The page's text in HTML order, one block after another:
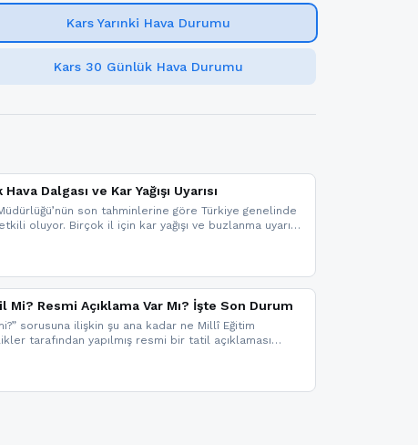
Kars Yarınki Hava Durumu
Kars 30 Günlük Hava Durumu
Dalgası ve Kar Yağışı Uyarısı
son tahminlerine göre Türkiye genelinde
oluyor. Birçok il için kar yağışı ve buzlanma uyarısı
Mi? Resmi Açıklama Var Mı? İşte Son Durum
sorusuna ilişkin şu ana kadar ne Millî Eğitim
tarafından yapılmış resmi bir tatil açıklaması
şekilde haberdar olmak için sitemizi takip edebilir ve